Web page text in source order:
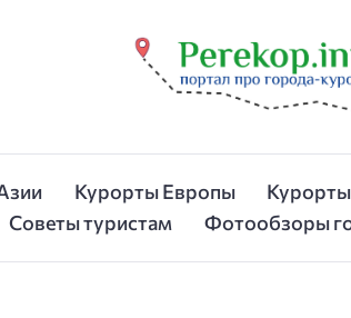
Курорты Европы
Советы туристам
Фотообзоры